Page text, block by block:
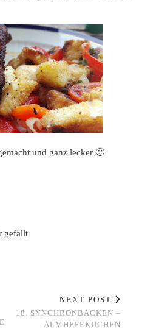
und ganz lecker 🙂
gefällt
NEXT POST
18. SYNCHRONBACKEN –
ALMHEFEKUCHEN